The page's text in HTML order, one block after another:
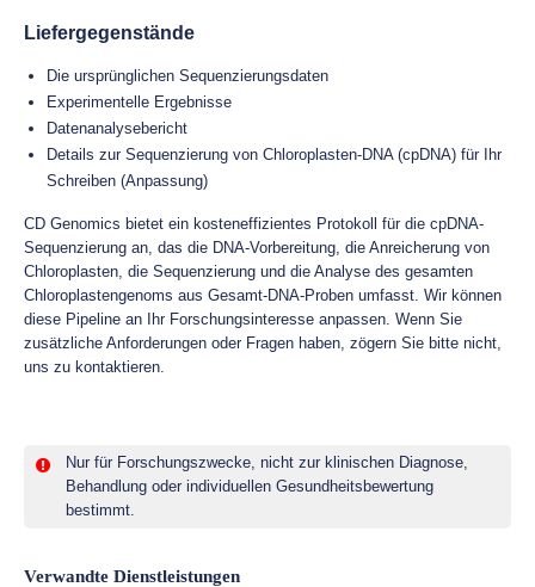
Liefergegenstände
Die ursprünglichen Sequenzierungsdaten
Experimentelle Ergebnisse
Datenanalysebericht
Details zur Sequenzierung von Chloroplasten-DNA (cpDNA) für Ihr
Schreiben (Anpassung)
CD Genomics bietet ein kosteneffizientes Protokoll für die cpDNA-
Sequenzierung an, das die DNA-Vorbereitung, die Anreicherung von
Chloroplasten, die Sequenzierung und die Analyse des gesamten
Chloroplastengenoms aus Gesamt-DNA-Proben umfasst. Wir können
diese Pipeline an Ihr Forschungsinteresse anpassen. Wenn Sie
zusätzliche Anforderungen oder Fragen haben, zögern Sie bitte nicht,
uns zu kontaktieren.
Nur für Forschungszwecke, nicht zur klinischen Diagnose,
Behandlung oder individuellen Gesundheitsbewertung
bestimmt.
Verwandte Dienstleistungen